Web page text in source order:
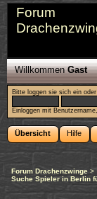
Forum
WillkommenGast
Bitte loggen sie sich ein
Einloggen mit
Übersicht Hilfe
Forum Drachenzwinge >
Suche Spieler in Berlin